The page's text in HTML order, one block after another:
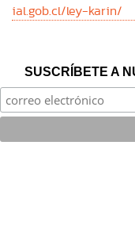
ial.gob.cl/ley-karin/
SUSCRÍBETE A